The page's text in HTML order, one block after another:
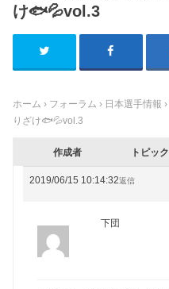
け🐟💦vol.3
ホーム › フォーラム › 日本選手情報 ›
りざけ🐟💦vol.3
作成者 トピック
2019/06/15 10:14:32返信
下団